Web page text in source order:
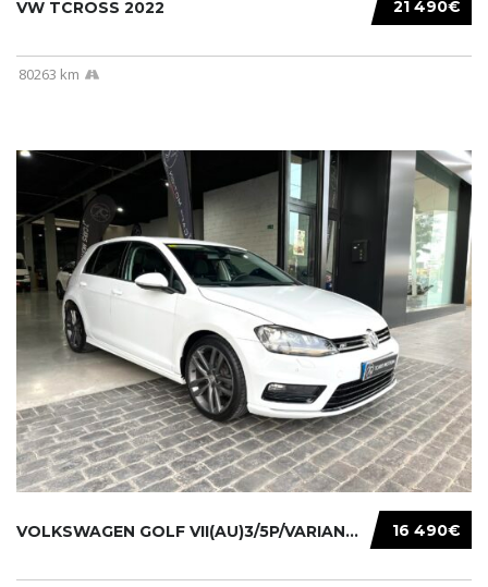
21 490€
VW TCROSS 2022
80263 km
16 490€
VOLKSWAGEN GOLF VII(AU)3/5P/VARIANT(12-16 20...